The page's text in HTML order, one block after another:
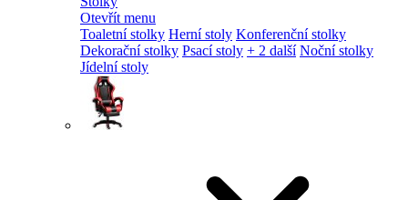
Otevřít menu
Toaletní stolky Herní stoly Konferenční stolky
Dekorační stolky Psací stoly + 2 další Noční stolky
Jídelní stoly